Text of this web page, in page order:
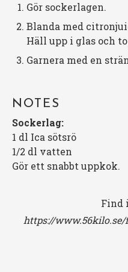
Gör sockerlagen.
Blanda med
Häll upp i glas och
Garnera med en
NOTES
Sockerlag:
1 dl Ica sötsrö
1/2 dl vatten
Gör ett snabbt uppkok.
Find
https://